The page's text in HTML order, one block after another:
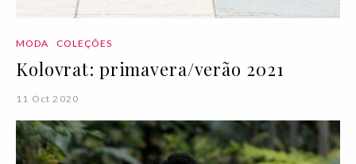
MODA COLEÇÕES
Kolovrat: primavera/verão 2021
11 Oct 2020